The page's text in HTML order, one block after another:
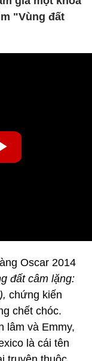
"Vùng đất
Oscar 2014
đất câm lặng:
chứng kiến
chết chóc.
lâm và Emmy,
là cái tên